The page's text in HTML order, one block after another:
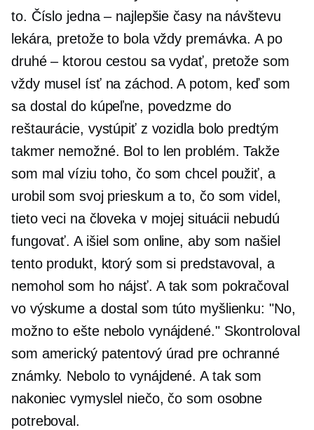
to. Číslo jedna – najlepšie časy na návštevu
lekára, pretože to bola vždy premávka. A po
druhé – ktorou cestou sa vydať, pretože som
vždy musel ísť na záchod. A potom, keď som
sa dostal do kúpeľne, povedzme do
reštaurácie, vystúpiť z vozidla bolo predtým
takmer nemožné. Bol to len problém. Takže
som mal víziu toho, čo som chcel použiť, a
urobil som svoj prieskum a to, čo som videl,
tieto veci na človeka v mojej situácii nebudú
fungovať. A išiel som online, aby som našiel
tento produkt, ktorý som si predstavoval, a
nemohol som ho nájsť. A tak som pokračoval
vo výskume a dostal som túto myšlienku: "No,
možno to ešte nebolo vynájdené." Skontroloval
som americký patentový úrad pre ochranné
známky. Nebolo to vynájdené. A tak som
nakoniec vymyslel niečo, čo som osobne
potreboval.